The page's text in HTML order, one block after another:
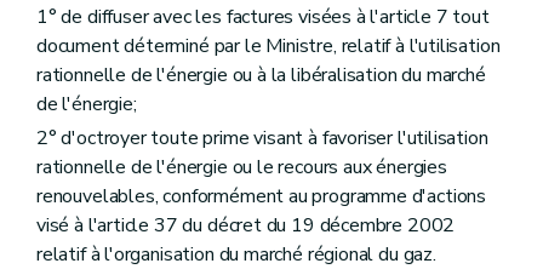
1° de diffuser avec les factures visées à l'article 7 tout
document déterminé par le Ministre, relatif à l'utilisation
rationnelle de l'énergie ou à la libéralisation du marché
de l'énergie;
2° d'octroyer toute prime visant à favoriser l'utilisation
rationnelle de l'énergie ou le recours aux énergies
renouvelables, conformément au programme d'actions
visé à l'article 37 du décret du 19 décembre 2002
relatif à l'organisation du marché régional du gaz.